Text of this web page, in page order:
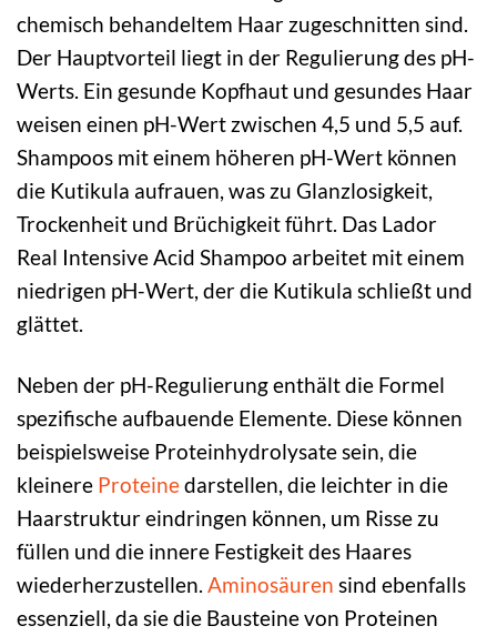
chemisch behandeltem Haar zugeschnitten sind.
Der Hauptvorteil liegt in der Regulierung des pH-
Werts. Ein gesunde Kopfhaut und gesundes Haar
weisen einen pH-Wert zwischen 4,5 und 5,5 auf.
Shampoos mit einem höheren pH-Wert können
die Kutikula aufrauen, was zu Glanzlosigkeit,
Trockenheit und Brüchigkeit führt. Das Lador
Real Intensive Acid Shampoo arbeitet mit einem
niedrigen pH-Wert, der die Kutikula schließt und
glättet.
Neben der pH-Regulierung enthält die Formel
spezifische aufbauende Elemente. Diese können
beispielsweise Proteinhydrolysate sein, die
kleinere Proteinedarstellen, die leichter in die
Haarstruktur eindringen können, um Risse zu
füllen und die innere Festigkeit des Haares
wiederherzustellen. Aminosäuren sind ebenfalls
essenziell, da sie die Bausteine von Proteinen